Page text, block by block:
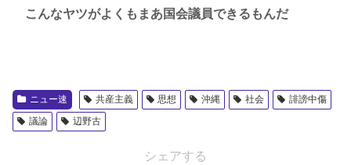
こんなヤツがよくもまあ国会議員できるもんだ
ニュー速 共産主義 思想 沖縄 社会
誹謗中傷
議論
辺野古
シェアする